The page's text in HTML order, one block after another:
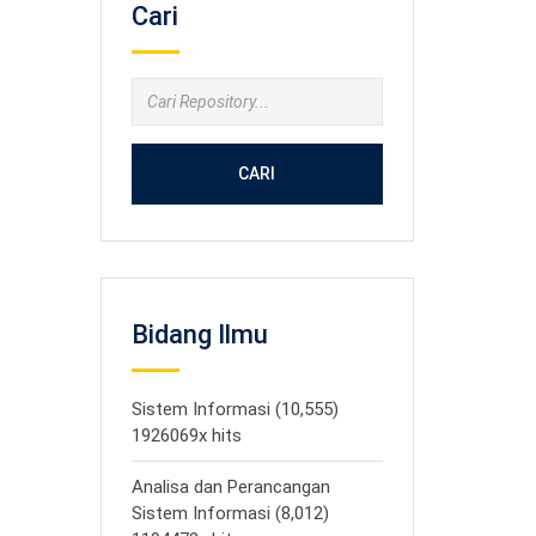
Cari
CARI
Bidang Ilmu
Sistem Informasi (10,555)
1926069x hits
Analisa dan Perancangan
Sistem Informasi (8,012)